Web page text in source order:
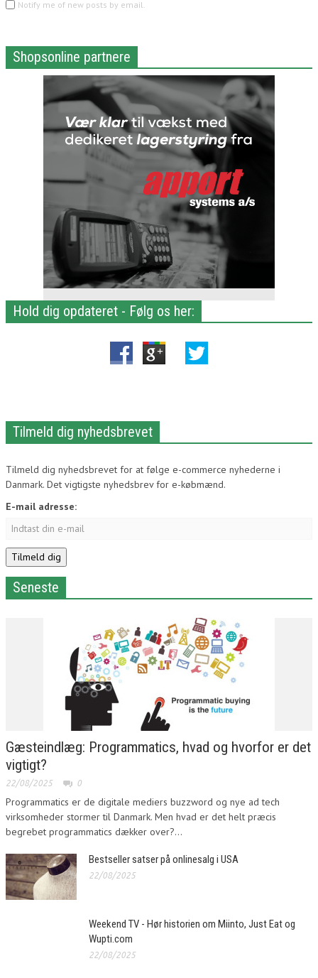
Notify me of new posts by email.
Shopsonline partnere
Hold dig opdateret - Følg os her:
Tilmeld dig nyhedsbrevet
Tilmeld dig nyhedsbrevet for at følge e-commerce nyhederne i
Danmark. Det vigtigste nyhedsbrev for e-købmænd.
E-mail adresse:
Seneste
Gæsteindlæg: Programmatics, hvad og hvorfor er det
vigtigt?
22/08/2025 0
Programmatics er de digitale mediers buzzword og nye ad tech
virksomheder stormer til Danmark. Men hvad er det helt præcis
begrebet programmatics dækker over?...
Bestseller satser på onlinesalg i USA
22/08/2025
Weekend TV - Hør historien om Miinto, Just Eat og
Wupti.com
22/08/2025